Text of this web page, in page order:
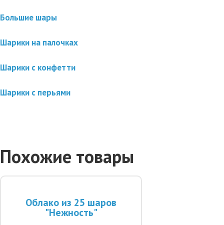
Большие шары
Шарики на палочках
Шарики с конфетти
Шарики с перьями
Похожие товары
Облако из 25 шаров
"Нежность"